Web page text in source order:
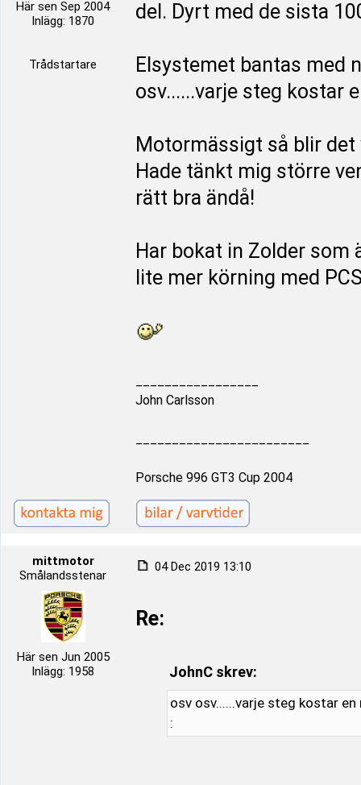
Här sen Sep 2004
Inlägg: 1870
Trådstartare
del. Dyrt med de sista
Elsystemet bantas med
osv......varje steg kostar
Motormässigt så blir
Hade tänkt mig större
rätt bra ändå!
Har bokat in Zolder som
lite mer körning med
John Carlsson
Porsche 996 GT3 Cup 2004
mittmotor
Smålandsstenar
Här sen Jun 2005
Inlägg: 1958
04 Dec 2019 13:10
Re:
JohnC skrev:
osv osv......varje steg kostar en
: